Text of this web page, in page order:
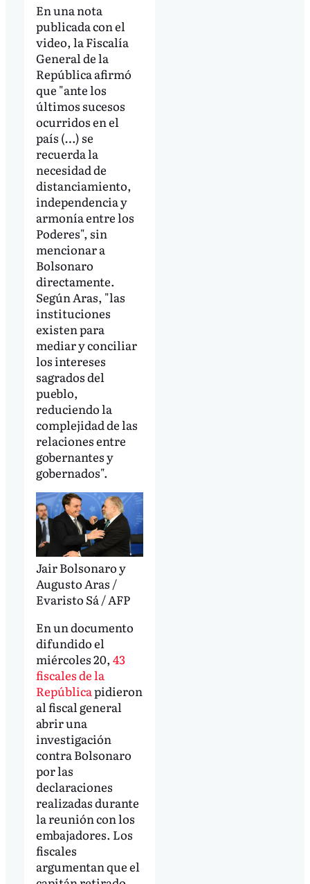
En una nota
publicada con el
video, la Fiscalía
General de la
República afirmó
que "ante los
últimos sucesos
ocurridos en el
país (…) se
recuerda la
necesidad de
distanciamiento,
independencia y
armonía entre los
Poderes", sin
mencionar a
Bolsonaro
directamente.
Según Aras, "las
instituciones
existen para
mediar y conciliar
los intereses
sagrados del
pueblo,
reduciendo la
complejidad de las
relaciones entre
gobernantes y
gobernados".
Jair Bolsonaro y
Augusto Aras /
Evaristo Sá / AFP
En un documento
difundido el
miércoles 20, 43
fiscales de la
Repúblicapidieron
al fiscal general
abrir una
investigación
contra Bolsonaro
por las
declaraciones
realizadas durante
la reunión con los
embajadores. Los
fiscales
argumentan que el